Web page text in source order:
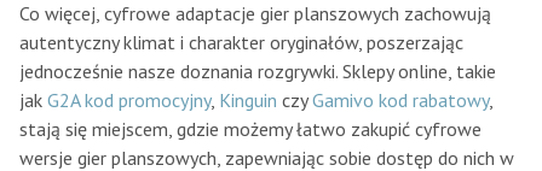
Co więcej, cyfrowe adaptacje gier planszowych zachowują
autentyczny klimat i charakter oryginałów, poszerzając
jednocześnie nasze doznania rozgrywki. Sklepy online, takie
jak G2A kod promocyjny, Kinguin czyGamivo kod rabatowy,
stają się miejscem, gdzie możemy łatwo zakupić cyfrowe
wersje gier planszowych, zapewniając sobie dostęp do nich w